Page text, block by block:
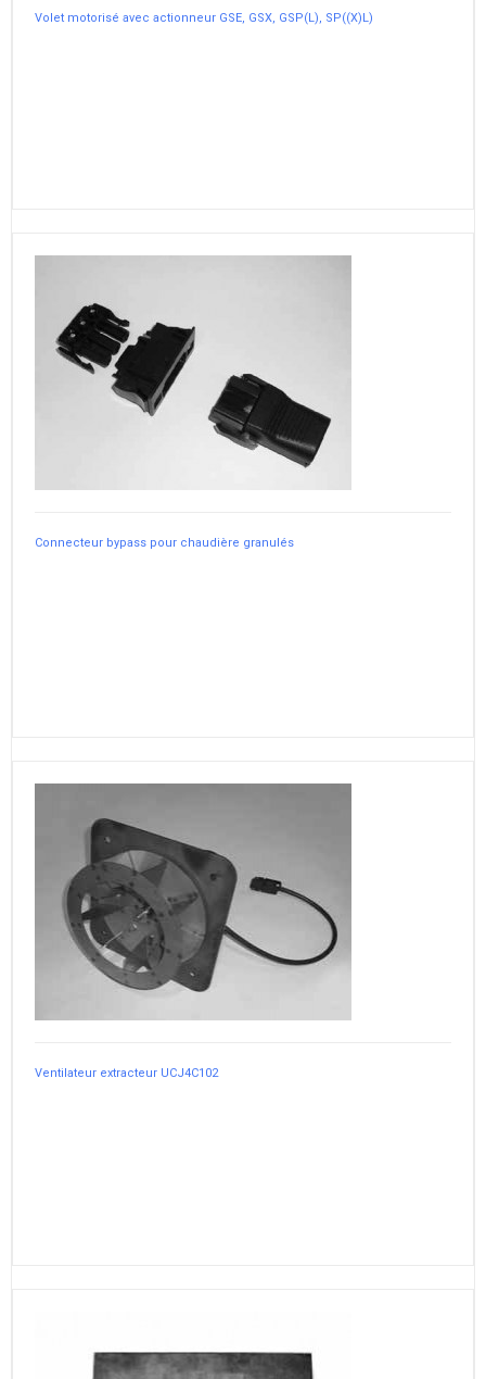
Volet motorisé avec actionneur GSE, GSX, GSP(L), SP((X)L)
Connecteur bypass pour chaudière granulés
Ventilateur extracteur UCJ4C102